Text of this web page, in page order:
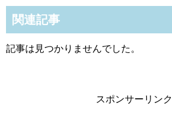
関連記事
記事は見つかりませんでした。
スポンサーリンク